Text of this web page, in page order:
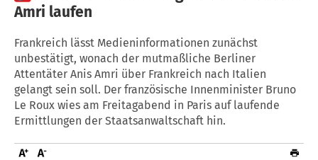
Amri laufen
Frankreich lässt Medieninformationen zunächst
unbestätigt, wonach der mutmaßliche Berliner
Attentäter Anis Amri über Frankreich nach Italien
gelangt sein soll. Der französische Innenminister Bruno
Le Roux wies am Freitagabend in Paris auf laufende
Ermittlungen der Staatsanwaltschaft hin.